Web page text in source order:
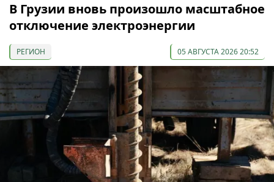
В Грузии вновь произошло масштабное
отключение электроэнергии
РЕГИОН 05 АВГУСТА 2026 20:52